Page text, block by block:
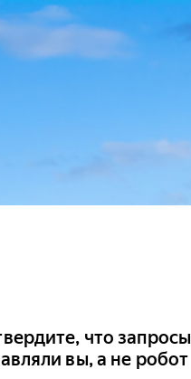
что запросы
вы, а не робот